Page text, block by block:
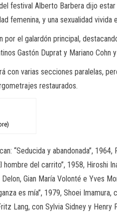
festival Alberto Barbera dijo
femenina, y una sexualidad vivida
por el galardón principal,
Gastón Duprat y Mariano
con varias secciones paralelas,
restaurados.
“Seducida y abandonada”,
hombre del carrito”, 1958, Hiroshi
Gian María Volonté e Yves
es mía”, 1979, Shoei
Lang, con Sylvia Sidney y